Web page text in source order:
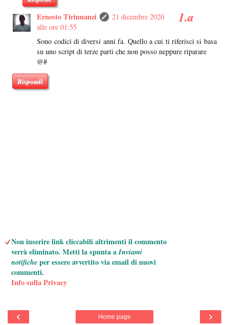
Ernesto Tirinnanzi
21 dicembre 2020
alle ore 01:55
Sono codici di diversi anni fa. Quello a cui ti riferisci si basa
su uno script di terze parti che non posso neppure riparare
@#
Rispondi
Non inserire link cliccabili altrimenti il commento
verrà eliminato. Metti la spunta aInviami
notificheper essere avvertito via email di nuovi
commenti.
Info sulla Privacy
‹ ›
Home page